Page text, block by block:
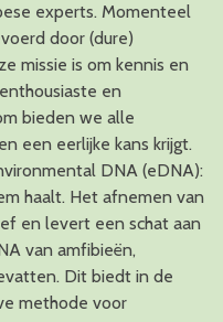
experts. Momenteel
door (dure)
missie is om kennis en
en
bieden we alle
een eerlijke kans krijgt.
DNA (eDNA):
haalt. Het afnemen van
en levert een schat aan
van amfibieën,
Dit biedt in de
methode voor